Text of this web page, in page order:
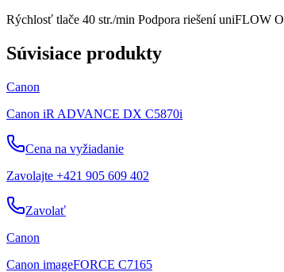
Rýchlosť tlače 40 str./min Podpora riešení uniFLOW
Súvisiace produkty
Canon
Canon iR ADVANCE DX C5870i
Cena na vyžiadanie
Zavolajte +421 905 609 402
Zavolať
Canon
Canon imageFORCE C7165